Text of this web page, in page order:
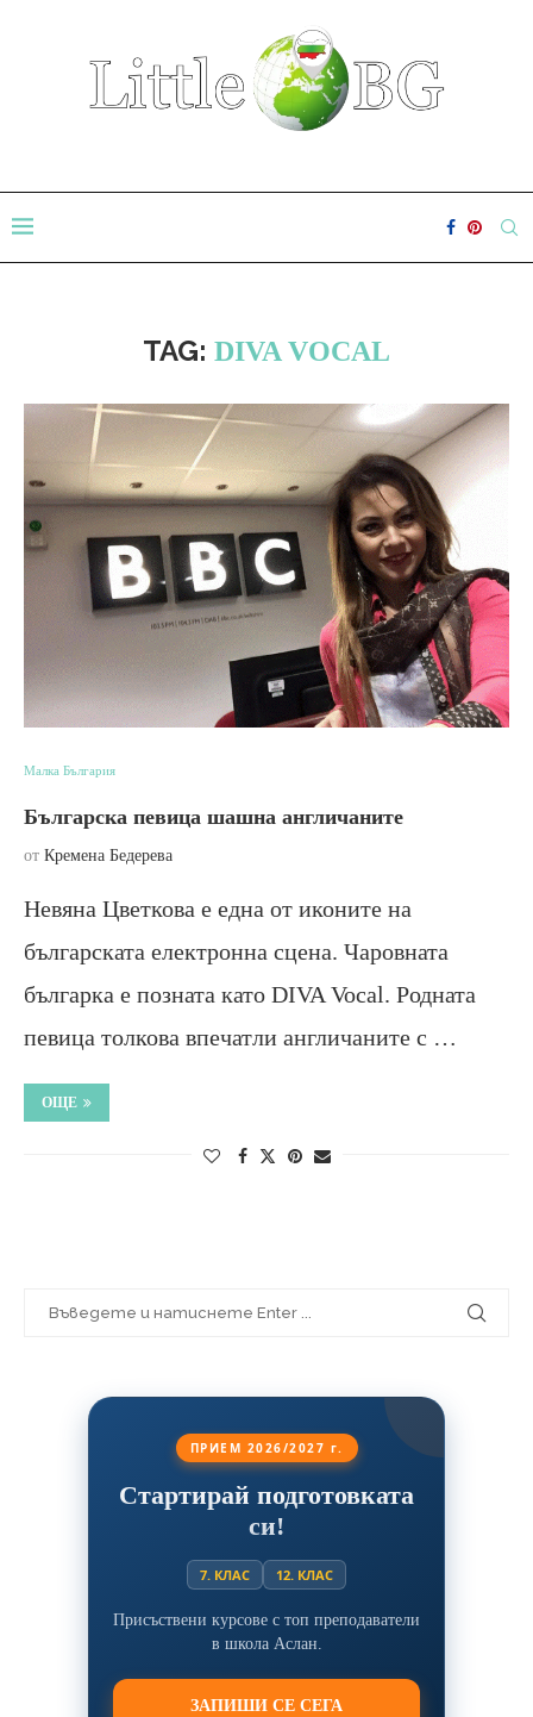
TAG: DIVA VOCAL
Малка България
Българска певица шашна англичаните
от Кремена Бедерева
Невяна Цветкова е една от иконите на
българската електронна сцена. Чаровната
българка е позната като DIVA Vocal. Родната
певица толкова впечатли англичаните с …
ОЩЕ
ПРИЕМ 2026/2027 г.
Стартирай подготовката
си!
7. КЛАС 12. КЛАС
Присъствени курсове с топ преподаватели
в школа Аслан.
ЗАПИШИ СЕ СЕГА